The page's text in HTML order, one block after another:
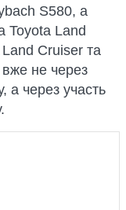
S580, а
Toyota Land
Cruiser та
не через
а через участь